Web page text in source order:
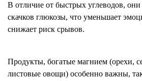
В отличие от быстрых углеводов,
скачков глюкозы, что уменьшает
снижает риск срывов.
Продукты, богатые магнием (орехи,
листовые овощи) особенно важны,